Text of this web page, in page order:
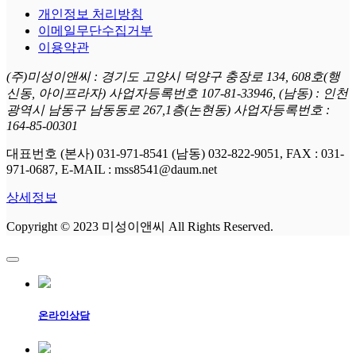
개인정보 처리방침
이메일무단수집거부
이용약관
(주)미성이앤씨 : 경기도 고양시 덕양구 충장로 134, 608호(행
신동, 아이프라자) 사업자등록번호 107-81-33946, (남동) : 인천
광역시 남동구 남동동로 267,1층(논현동) 사업자등록번호 :
164-85-00301
대표번호 (본사) 031-971-8541 (남동) 032-822-9051, FAX : 031-
971-0687, E-MAIL : mss8541@daum.net
상세정보
Copyright © 2023 미성이앤씨 All Rights Reserved.
온라인상담